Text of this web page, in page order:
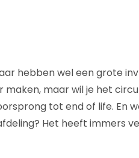
hebben wel een grote
maar wil je het
tot end of life. En
Het heeft immers